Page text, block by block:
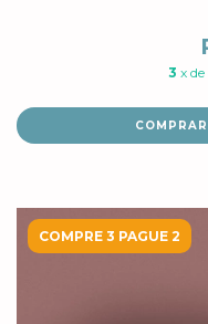
3 x de
COMPRAR
COMPRE 3 PAGUE 2